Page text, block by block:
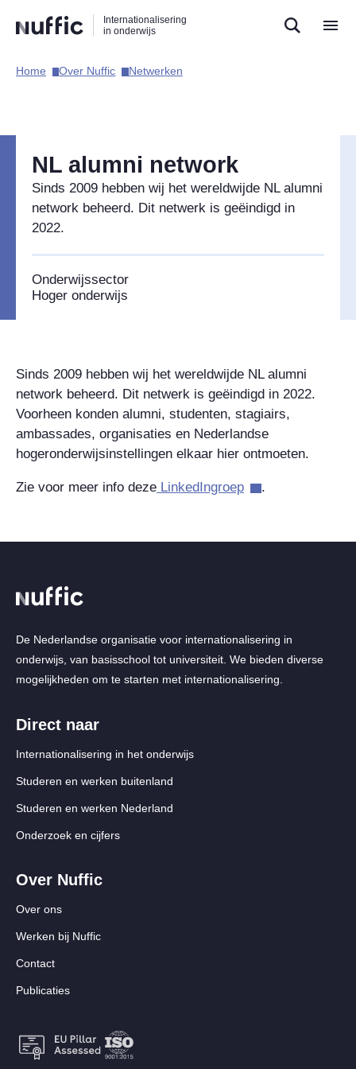
naar
zoekfunctie
naar
hoofdnavigatie
naar
inhoud
Internationalisering
in onderwijs
Hoofdnavigatie
Home​ Over Nuffic​ Netwerken​
NL alumni network
Sinds 2009 hebben wij het wereldwijde NL alumni
network beheerd. Dit netwerk is geëindigd in
2022.
Onderwijssector
Hoger onderwijs
Sinds 2009 hebben wij het wereldwijde NL alumni
network beheerd. Dit netwerk is geëindigd in 2022.
Voorheen konden alumni, studenten, stagiairs,
ambassades, organisaties en Nederlandse
hogeronderwijsinstellingen elkaar hier ontmoeten.
Zie voor meer info deze LinkedIngroep .
De Nederlandse organisatie voor internationalisering in
onderwijs, van basisschool tot universiteit. We bieden diverse
mogelijkheden om te starten met internationalisering.
Direct naar
Internationalisering in het onderwijs
Studeren en werken buitenland
Studeren en werken Nederland
Onderzoek en cijfers
Over Nuffic
Over ons
Werken bij Nuffic
Contact
Publicaties